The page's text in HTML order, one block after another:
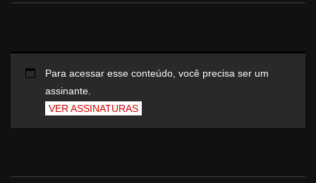
Para acessar esse conteúdo, você precisa ser um
assinante.
VER ASSINATURAS